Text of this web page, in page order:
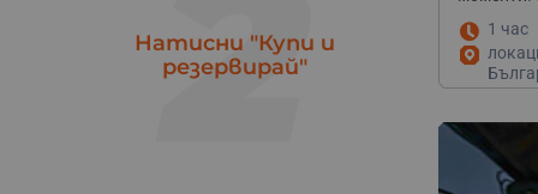
Ямбол
Натисни "Купи и
резервирай"
1 час